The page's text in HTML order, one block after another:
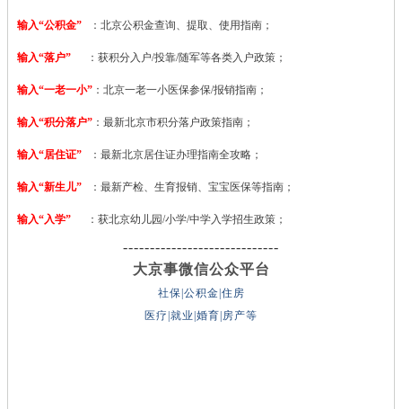
输入“公积金” ：北京公积金查询、提取、使用指南；
输入“落户” ：获积分入户/投靠/随军等各类入户政策；
输入“一老一小” ：北京一老一小医保参保/报销指南；
输入“积分落户” ：最新北京市积分落户政策指南；
输入“居住证” ：最新北京居住证办理指南全攻略；
输入“新生儿” ：最新产检、生育报销、宝宝医保等指南；
输入“入学” ：获北京幼儿园/小学/中学入学招生政策；
-----------------------------
大京事微信公众平台
社保|公积金|住房
医疗|就业|婚育|房产等